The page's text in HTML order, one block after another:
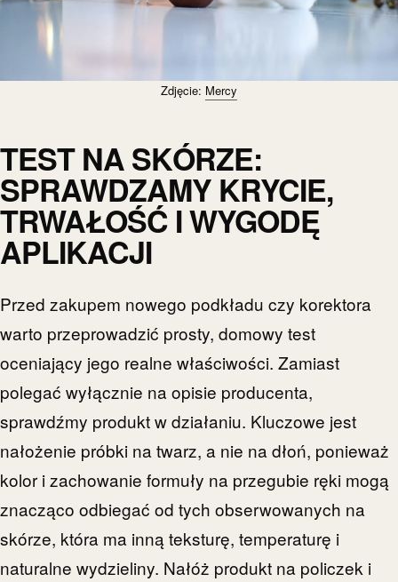
Zdjęcie: Mercy
TEST NA SKÓRZE:
SPRAWDZAMY KRYCIE,
TRWAŁOŚĆ I WYGODĘ
APLIKACJI
Przed zakupem nowego podkładu czy korektora
warto przeprowadzić prosty, domowy test
oceniający jego realne właściwości. Zamiast
polegać wyłącznie na opisie producenta,
sprawdźmy produkt w działaniu. Kluczowe jest
nałożenie próbki na twarz, a nie na dłoń, ponieważ
kolor i zachowanie formuły na przegubie ręki mogą
znacząco odbiegać od tych obserwowanych na
skórze, która ma inną teksturę, temperaturę i
naturalne wydzieliny. Nałóż produkt na policzek i